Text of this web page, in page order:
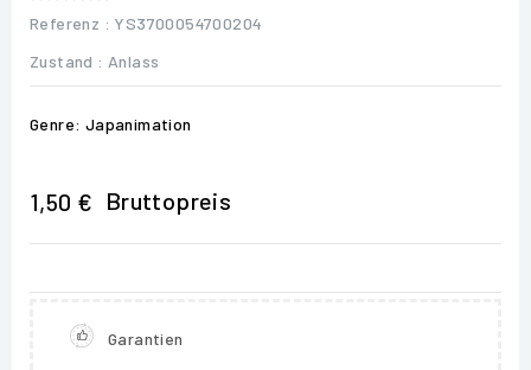
Referenz : YS3700054700204
Zustand : Anlass
Genre: Japanimation
1,50 € Bruttopreis
Garantien